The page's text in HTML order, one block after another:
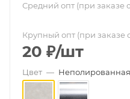
Средний опт (при заказе
Крупный опт (при заказе
20 ₽/шт
Цвет — Неполированная